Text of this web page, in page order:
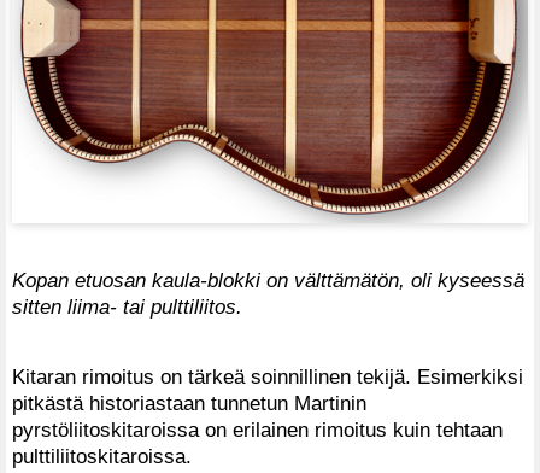
Kopan etuosan kaula-blokki on välttämätön, oli kyseessä
sitten liima- tai pulttiliitos.
Kitaran rimoitus on tärkeä soinnillinen tekijä. Esimerkiksi
pitkästä historiastaan tunnetun Martinin
pyrstöliitoskitaroissa on erilainen rimoitus kuin tehtaan
pulttiliitoskitaroissa.